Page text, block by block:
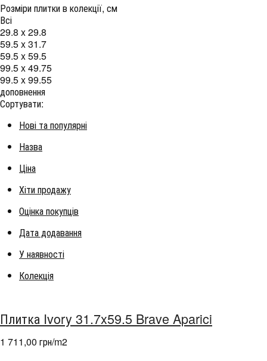
Розміри плитки в колекції, см
Всі
29.8 x 29.8
59.5 x 31.7
59.5 x 59.5
99.5 x 49.75
99.5 x 99.55
доповнення
Сортувати:
Нові та популярні
Назва
Ціна
Хіти продажу
Оцінка покупців
Дата додавання
У наявності
Колекція
Плитка Ivory 31.7x59.5 Brave Aparici
1 711,00 грн/m2